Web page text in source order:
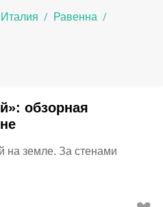
Италия / Равенна /
обзорная
на земле. За стенами